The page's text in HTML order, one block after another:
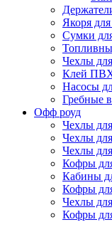
Якоря
Сумки
Чехлы
Клей ПВХ
Насосы
Гребные
Офф роуд
Чехлы
Чехлы
Чехлы
Кофры
Кабины
Кофры
Чехлы
Кофры